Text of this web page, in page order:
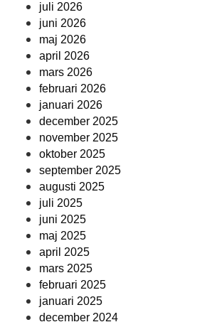
juli 2026
juni 2026
maj 2026
april 2026
mars 2026
februari 2026
januari 2026
december 2025
november 2025
oktober 2025
september 2025
augusti 2025
juli 2025
juni 2025
maj 2025
april 2025
mars 2025
februari 2025
januari 2025
december 2024